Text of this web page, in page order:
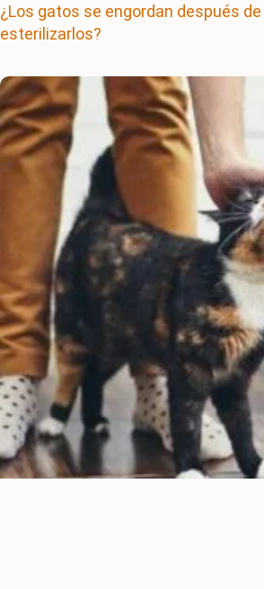
¿Los gatos se engordan después
esterilizarlos?